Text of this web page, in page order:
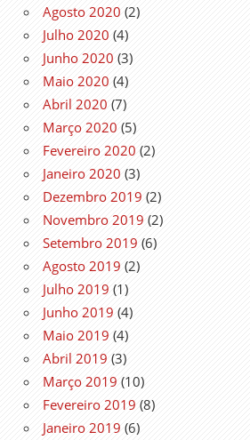
Agosto 2020 (2)
Julho 2020 (4)
Junho 2020 (3)
Maio 2020 (4)
Abril 2020 (7)
Março 2020 (5)
Fevereiro 2020 (2)
Janeiro 2020 (3)
Dezembro 2019 (2)
Novembro 2019 (2)
Setembro 2019 (6)
Agosto 2019 (2)
Julho 2019 (1)
Junho 2019 (4)
Maio 2019 (4)
Abril 2019 (3)
Março 2019 (10)
Fevereiro 2019 (8)
Janeiro 2019 (6)